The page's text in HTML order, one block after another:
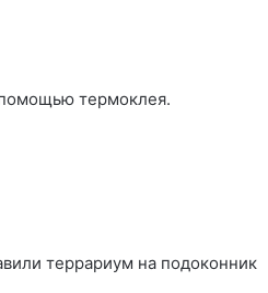
термоклея.
террариум на подоконник